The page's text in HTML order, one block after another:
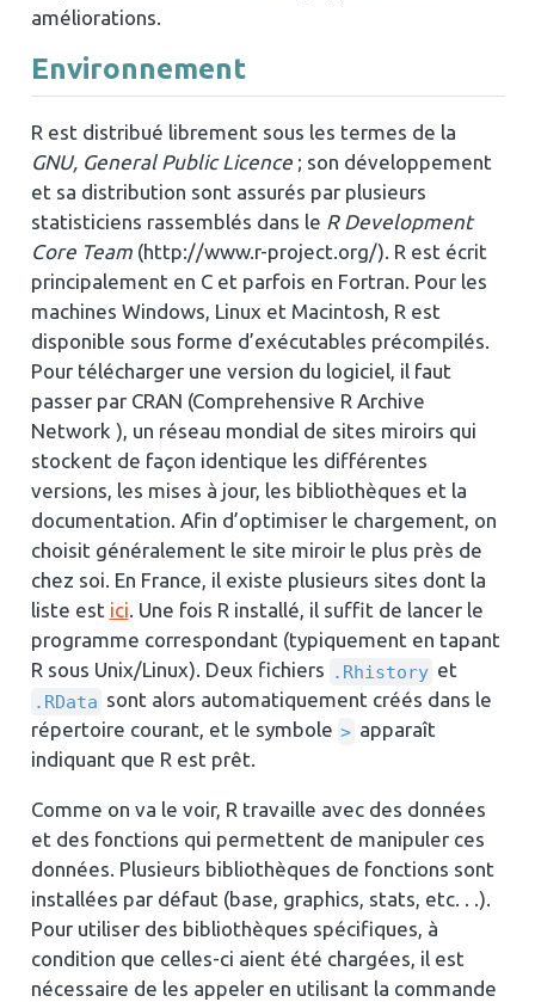
améliorations.
Environnement
R est distribué librement sous les termes de la
GNU, General Public Licence; son développement
et sa distribution sont assurés par plusieurs
statisticiens rassemblés dans le R Development
Core Team (http://www.r-project.org/). R est écrit
principalement en C et parfois en Fortran. Pour les
machines Windows, Linux et Macintosh, R est
disponible sous forme d’exécutables précompilés.
Pour télécharger une version du logiciel, il faut
passer par CRAN (Comprehensive R Archive
Network ), un réseau mondial de sites miroirs qui
stockent de façon identique les différentes
versions, les mises à jour, les bibliothèques et la
documentation. Afin d’optimiser le chargement, on
choisit généralement le site miroir le plus près de
chez soi. En France, il existe plusieurs sites dont la
liste est ici. Une fois R installé, il suffit de lancer le
programme correspondant (typiquement en tapant
R sous Unix/Linux). Deux fichiers .Rhistory et
.RData sont alors automatiquement créés dans le
répertoire courant, et le symbole > apparaît
indiquant que R est prêt.
Comme on va le voir, R travaille avec des données
et des fonctions qui permettent de manipuler ces
données. Plusieurs bibliothèques de fonctions sont
installées par défaut (base, graphics, stats, etc. . .).
Pour utiliser des bibliothèques spécifiques, à
condition que celles-ci aient été chargées, il est
nécessaire de les appeler en utilisant la commande